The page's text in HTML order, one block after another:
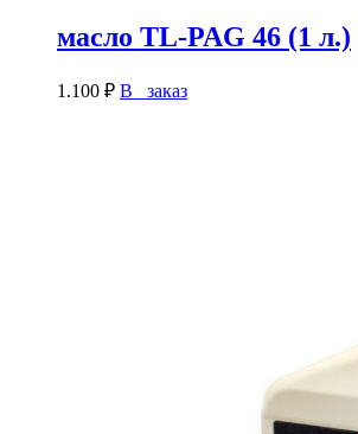
масло TL-PAG 46 (1 л.)
1.100 ₽ В заказ